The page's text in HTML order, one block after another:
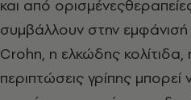
και από
συμβάλλουν στην εμφάνισή
Crohn, η ελκώδης κολίτιδα,
περιπτώσεις γρίπης